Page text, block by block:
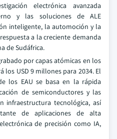
electrónica avanzada
y las soluciones de ALE
inteligente, la automoción y la
a la creciente demanda
de Sudáfrica.
por capas atómicas en los
los USD 9 millones para 2034. El
los EAU se basa en la rápida
de semiconductores y las
infraestructura tecnológica, así
de aplicaciones de alta
de precisión como IA,